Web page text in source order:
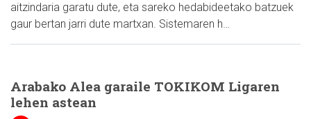
aitzindaria garatu dute, eta sareko hedabideetako batzuek
gaur bertan jarri dute martxan. Sistemaren h…
Arabako Alea garaile TOKIKOM Ligaren
lehen astean